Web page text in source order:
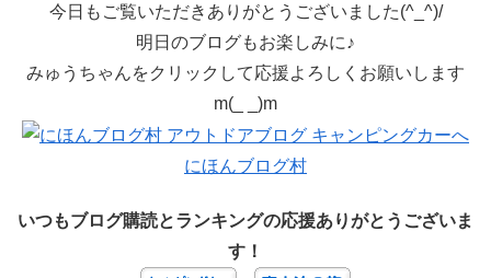
今日もご覧いただきありがとうございました(^_^)/
明日のブログもお楽しみに♪
みゅうちゃんをクリックして応援よろしくお願いします
m(_ _)m
にほんブログ村
いつもブログ購読とランキングの応援ありがとうございま
す！